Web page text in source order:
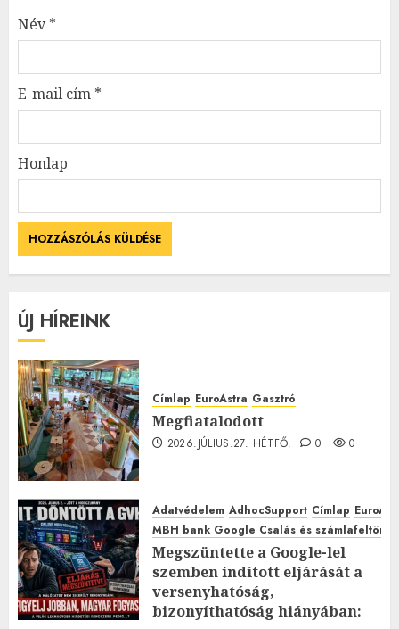
Név*
E-mail cím *
Honlap
ÚJ HÍREINK
Címlap EuroAstra Gasztró
Megfiatalodott
2026.JÚLIUS.27. HÉTFŐ. 0 0
Adatvédelem AdhocSupport Címlap
MBH bank Google Csalás és
Megszüntette a Google-lel
szemben indított eljárását a
versenyhatóság,
bizonyíthatóság hiányában: